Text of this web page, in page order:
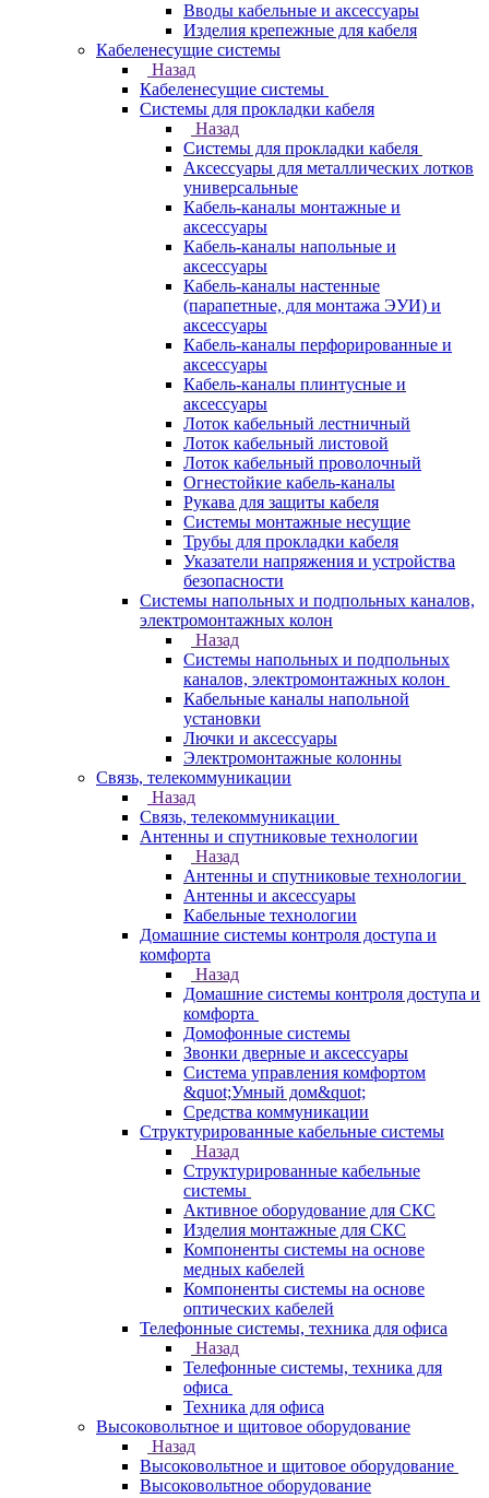
Вводы кабельные и аксессуары
Изделия крепежные для кабеля
Кабеленесущие системы
Назад
Кабеленесущие системы
Системы для прокладки кабеля
Назад
Системы для прокладки кабеля
Аксессуары для металлических лотков
универсальные
Кабель-каналы монтажные и
аксессуары
Кабель-каналы напольные и
аксессуары
Кабель-каналы настенные
(парапетные, для монтажа ЭУИ) и
аксессуары
Кабель-каналы перфорированные и
аксессуары
Кабель-каналы плинтусные и
аксессуары
Лоток кабельный лестничный
Лоток кабельный листовой
Лоток кабельный проволочный
Огнестойкие кабель-каналы
Рукава для защиты кабеля
Системы монтажные несущие
Трубы для прокладки кабеля
Указатели напряжения и устройства
безопасности
Системы напольных и подпольных каналов,
электромонтажных колон
Назад
Системы напольных и подпольных
каналов, электромонтажных колон
Кабельные каналы напольной
установки
Лючки и аксессуары
Электромонтажные колонны
Связь, телекоммуникации
Назад
Связь, телекоммуникации
Антенны и спутниковые технологии
Назад
Антенны и спутниковые технологии
Антенны и аксессуары
Кабельные технологии
Домашние системы контроля доступа и
комфорта
Назад
Домашние системы контроля доступа и
комфорта
Домофонные системы
Звонки дверные и аксессуары
Система управления комфортом
&quot;Умный дом&quot;
Средства коммуникации
Структурированные кабельные системы
Назад
Структурированные кабельные
системы
Активное оборудование для СКС
Изделия монтажные для СКС
Компоненты системы на основе
медных кабелей
Компоненты системы на основе
оптических кабелей
Телефонные системы, техника для офиса
Назад
Телефонные системы, техника для
офиса
Техника для офиса
Высоковольтное и щитовое оборудование
Назад
Высоковольтное и щитовое оборудование
Высоковольтное оборудование